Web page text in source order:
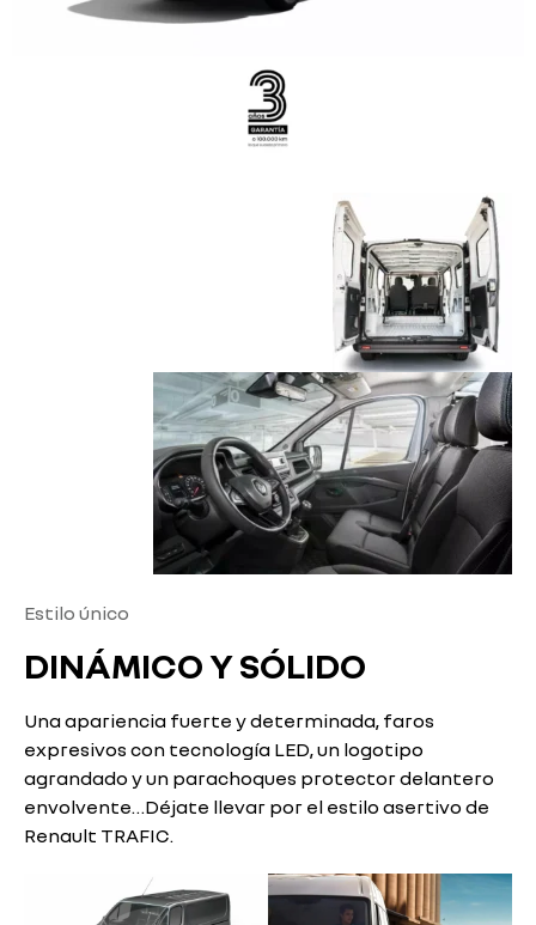
Estilo único
DINÁMICO Y SÓLIDO
Una apariencia fuerte y determinada, faros
expresivos con tecnología LED, un logotipo
agrandado y un parachoques protector delantero
envolvente…Déjate llevar por el estilo asertivo de
Renault TRAFIC.